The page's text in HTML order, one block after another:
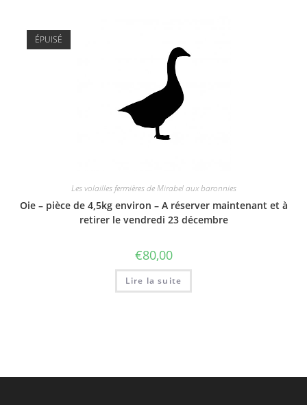
ÉPUISÉ
Les volailles fermières de Mirabel aux baronnies
Oie – pièce de 4,5kg environ – A réserver maintenant et à
retirer le vendredi 23 décembre
€80,00
Lire la suite